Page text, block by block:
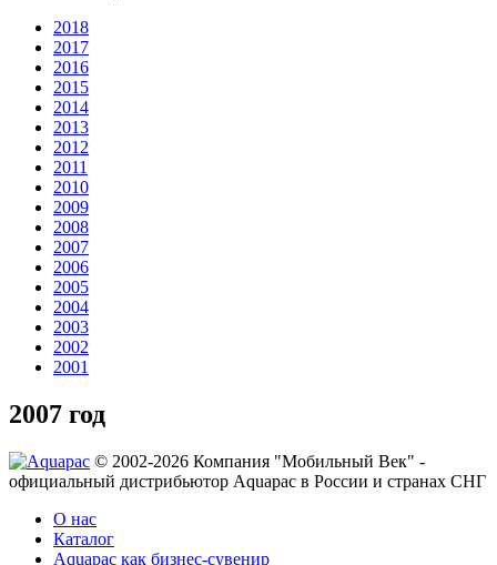
2018
2017
2016
2015
2014
2013
2012
2011
2010
2009
2008
2007
2006
2005
2004
2003
2002
2001
2007 год
© 2002-2026 Компания "Мобильный Век" -
официальный дистрибьютор Aquapac в России и странах СНГ
О нас
Каталог
Aquapac как бизнес-сувенир